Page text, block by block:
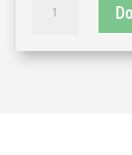
WAVE
dvopolni